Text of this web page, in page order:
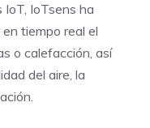
IoTsens ha
tiempo real el
o calefacción, así
del aire, la